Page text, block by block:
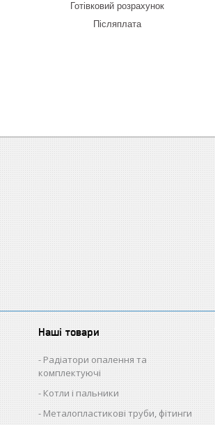
Готівковий розрахунок
Післяплата
Наші товари
Радіатори опалення та
комплектуючі
Котли і пальники
Металопластикові труби, фітинги